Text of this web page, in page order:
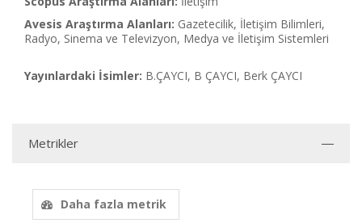
Avesis Araştırma Alanları: Gazetecilik, İletişim Bilimleri,
Radyo, Sinema ve Televizyon, Medya ve İletişim Sistemleri
Yayınlardaki İsimler: B.ÇAYCI, B ÇAYCI, Berk ÇAYCI
Metrikler
Daha fazla metrik